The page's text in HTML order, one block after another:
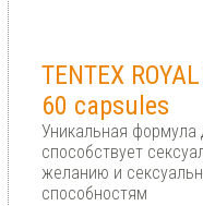
TENTEX ROYAL
60 capsules
Уникальная формула
способствует
желанию и
способностям